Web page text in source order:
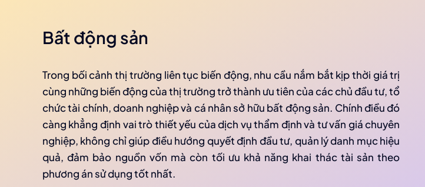
Bất động sản
Trong bối cảnh thị trường liên tục biến động, nhu cầu nắm bắt kịp thời giá trị
cùng những biến động của thị trường trở thành ưu tiên của các chủ đầu tư, tổ
chức tài chính, doanh nghiệp và cá nhân sở hữu bất động sản. Chính điều đó
càng khẳng định vai trò thiết yếu của dịch vụ thẩm định và tư vấn giá chuyên
nghiệp, không chỉ giúp điều hướng quyết định đầu tư, quản lý danh mục hiệu
quả, đảm bảo nguồn vốn mà còn tối ưu khả năng khai thác tài sản theo
phương án sử dụng tốt nhất.